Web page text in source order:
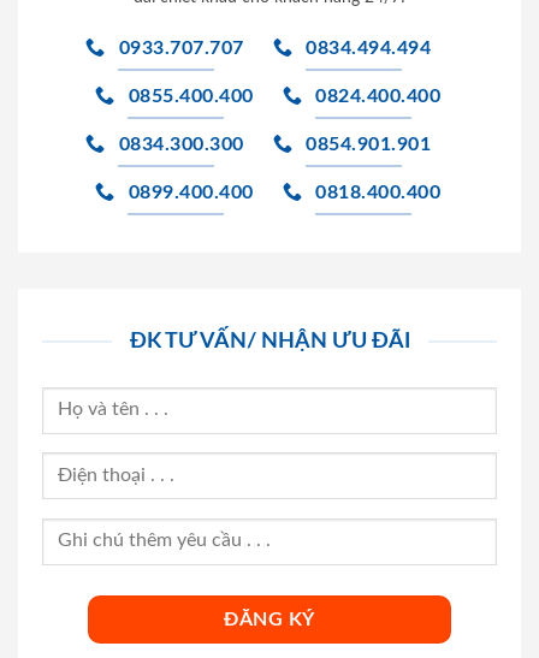
0933.707.707 0834.494.494
0855.400.400 0824.400.400
0834.300.300 0854.901.901
0899.400.400 0818.400.400
ĐK TƯ VẤN/ NHẬN ƯU ĐÃI